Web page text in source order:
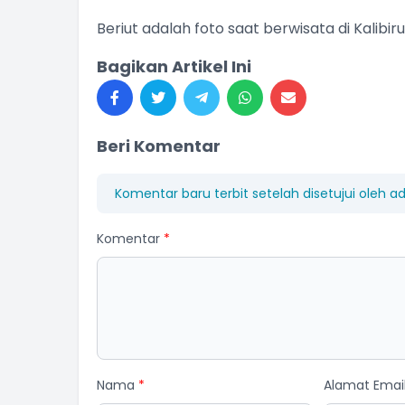
Beriut adalah foto saat berwisata di Kalibiru
Bagikan Artikel Ini
Beri Komentar
Komentar baru terbit setelah disetujui oleh
Komentar *
Nama * Alamat Email